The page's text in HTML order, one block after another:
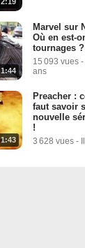
1:44
Marvel sur
Où en est-
tournages ?
15 093 vues -
ans
1:43
Preacher :
faut savoir
nouvelle
!
3 628 vues -